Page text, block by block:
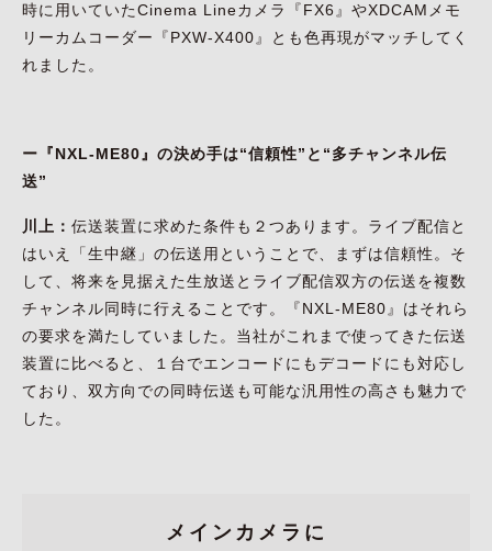
時に用いていたCinema Lineカメラ『FX6』やXDCAMメモ
リーカムコーダー『PXW-X400』とも色再現がマッチしてく
れました。
ー『NXL-ME80』の決め手は“信頼性”と“多チャンネル伝
送”
川上： 伝送装置に求めた条件も２つあります。ライブ配信と
はいえ「生中継」の伝送用ということで、まずは信頼性。そ
して、将来を見据えた生放送とライブ配信双方の伝送を複数
チャンネル同時に行えることです。『NXL-ME80』はそれら
の要求を満たしていました。当社がこれまで使ってきた伝送
装置に比べると、１台でエンコードにもデコードにも対応し
ており、双方向での同時伝送も可能な汎用性の高さも魅力で
した。
メインカメラに